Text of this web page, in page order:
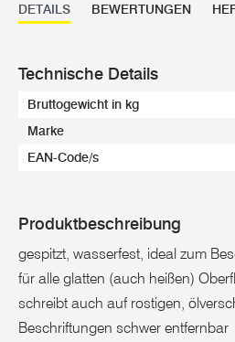
DETAILS BEWERTUNGEN
Technische Details
Bruttogewicht in kg
Marke
EAN-Code/s
Produktbeschreibung
gespitzt, wasserfest, ideal zum
für alle glatten (auch heißen)
schreibt auch auf rostigen,
Beschriftungen schwer entfernbar